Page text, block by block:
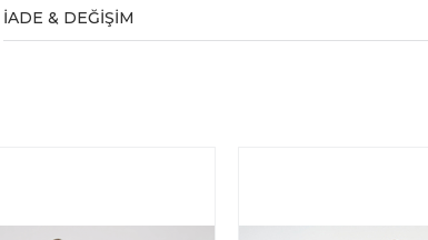
İADE & DEĞİŞİM